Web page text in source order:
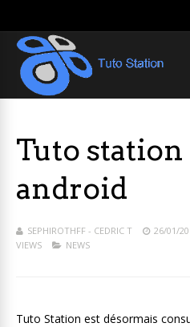
Tuto station
android
SEPHIROTHFF - CEDRIC T 26/01/
VIEWS
NEWS
Tuto Station est désormais